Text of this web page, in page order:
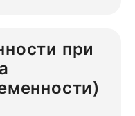
при